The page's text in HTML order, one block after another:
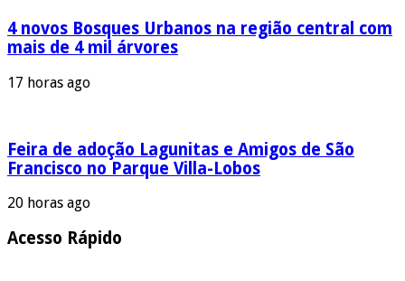
4 novos Bosques Urbanos na região central com
mais de 4 mil árvores
17 horas ago
Feira de adoção Lagunitas e Amigos de São
Francisco no Parque Villa-Lobos
20 horas ago
Acesso Rápido